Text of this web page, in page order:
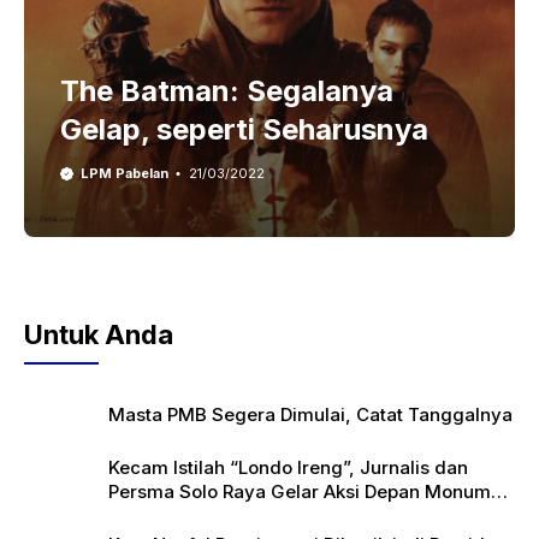
The Batman: Segalanya
Gelap, seperti Seharusnya
LPM Pabelan 21/03/2022
Untuk Anda
Masta PMB Segera Dimulai, Catat Tanggalnya
Kecam Istilah “Londo Ireng”, Jurnalis dan
Persma Solo Raya Gelar Aksi Depan Monumen